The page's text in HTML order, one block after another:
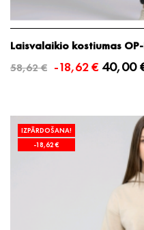
Laisvalaikio kostiumas OP-
58,62 € -18,62 € 40,00
IZPĀRDOŠANA!
-18,62 €